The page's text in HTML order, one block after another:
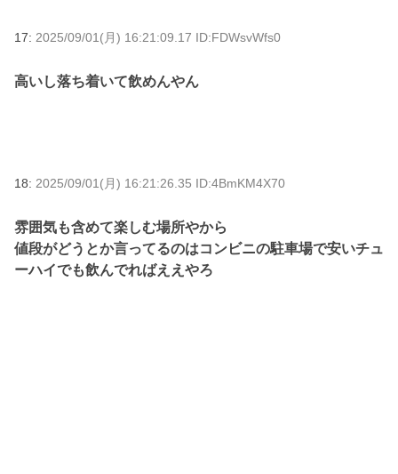
17: 2025/09/01(月) 16:21:09.17 ID:FDWsvWfs0
高いし落ち着いて飲めんやん
18: 2025/09/01(月) 16:21:26.35 ID:4BmKM4X70
雰囲気も含めて楽しむ場所やから
値段がどうとか言ってるのはコンビニの駐車場で安いチュ
ーハイでも飲んでればええやろ